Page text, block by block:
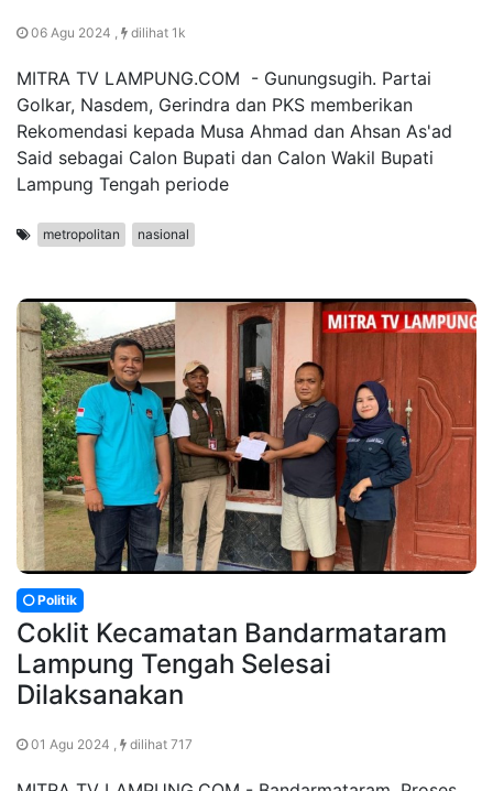
06 Agu 2024 , dilihat 1k
MITRA TV LAMPUNG.COM - Gunungsugih. Partai
Golkar, Nasdem, Gerindra dan PKS memberikan
Rekomendasi kepada Musa Ahmad dan Ahsan As'ad
Said sebagai Calon Bupati dan Calon Wakil Bupati
Lampung Tengah periode
metropolitan nasional
Politik
Coklit Kecamatan Bandarmataram
Lampung Tengah Selesai
Dilaksanakan
01 Agu 2024 , dilihat 717